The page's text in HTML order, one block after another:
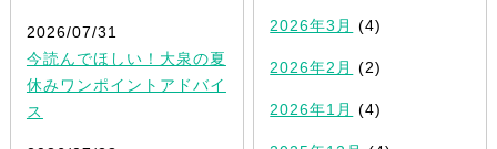
2026/07/31
今読んでほしい！大泉の夏
休みワンポイントアドバイ
ス
2026年3月 (4)
2026年2月 (2)
2026年1月 (4)